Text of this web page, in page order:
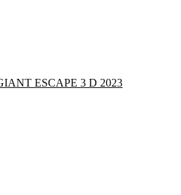
ESCAPE 3 D 2023